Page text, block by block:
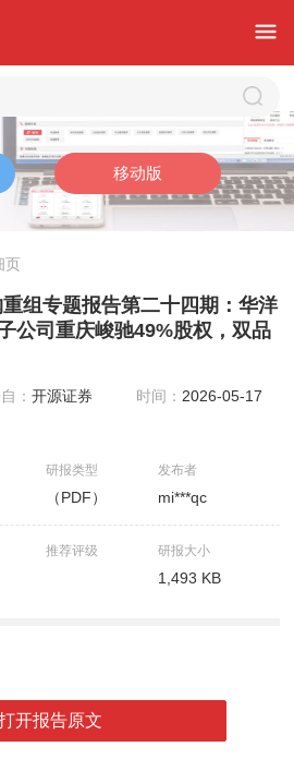
页
组专题报告第二十四期：华洋
公司重庆峻驰49%股权，双品
：开源证券 时间： 2026-05-17
研报类型
（PDF）
发布者
mi***qc
推荐评级 研报大小
1,493 KB
开报告原文